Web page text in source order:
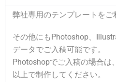
弊社専用のテンプレートをご
その他にもPhotoshop、
データでご入稿可能です。
Photoshopでご入稿の場合は
以上で制作してください。